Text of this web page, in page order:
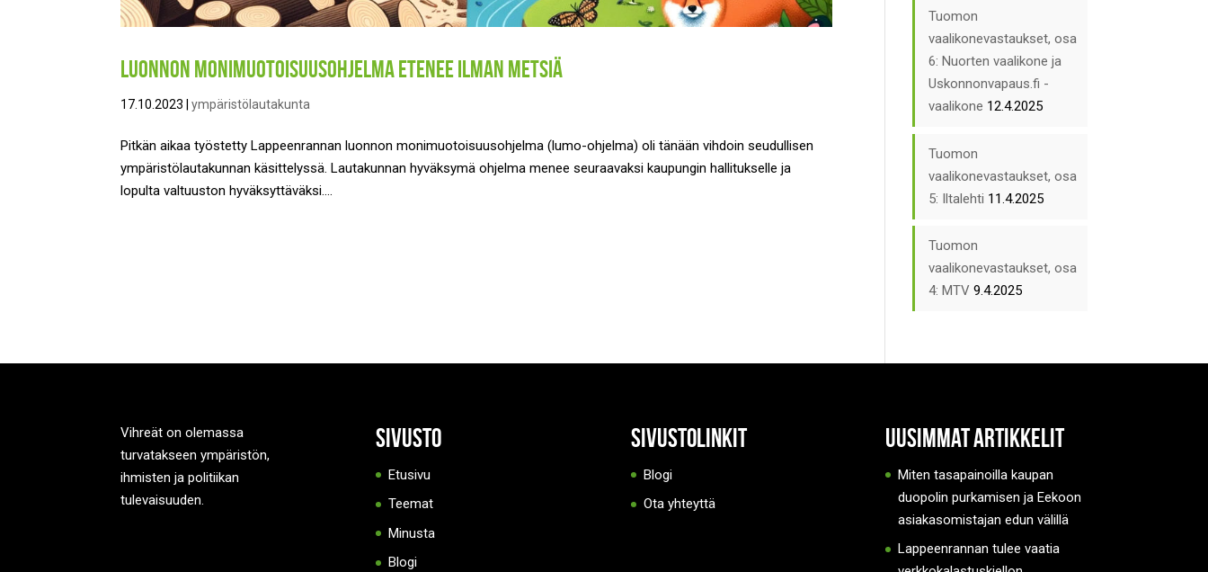
Luonnon monimuotoisuusohjelma etenee ilman metsiä
17.10.2023 |ympäristölautakunta
Pitkän aikaa työstetty Lappeenrannan luonnon monimuotoisuusohjelma (lumo-ohjelma) oli tänään vihdoin seudullisen
ympäristölautakunnan käsittelyssä. Lautakunnan hyväksymä ohjelma menee seuraavaksi kaupungin hallitukselle ja
lopulta valtuuston hyväksyttäväksi....
Tuomon
vaalikonevastaukset, osa
6: Nuorten vaalikone ja
Uskonnonvapaus.fi -
vaalikone 12.4.2025
Tuomon
vaalikonevastaukset, osa
5: Iltalehti 11.4.2025
Tuomon
vaalikonevastaukset, osa
4: MTV 9.4.2025
Vihreät on olemassa
turvatakseen ympäristön,
ihmisten ja politiikan
tulevaisuuden.
Sivusto
Etusivu
Teemat
Minusta
Blogi
Sivustolinkit
Blogi
Ota yhteyttä
Uusimmat artikkelit
Miten tasapainoilla kaupan
duopolin purkamisen ja Eekoon
asiakasomistajan edun välillä
Lappeenrannan tulee vaatia